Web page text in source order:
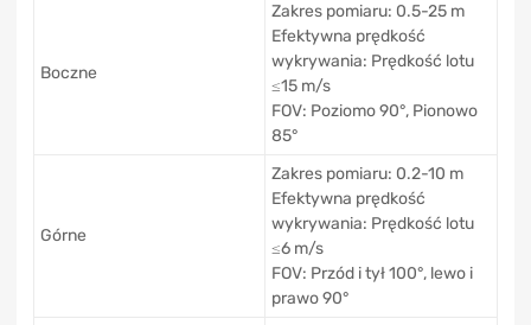
Boczne
Zakres pomiaru: 0.5-25 m
Efektywna prędkość
wykrywania: Prędkość lotu
≤15 m/s
FOV: Poziomo 90°, Pionowo
85°
Górne
Zakres pomiaru: 0.2-10 m
Efektywna prędkość
wykrywania: Prędkość lotu
≤6 m/s
FOV: Przód i tył 100°, lewo i
prawo 90°